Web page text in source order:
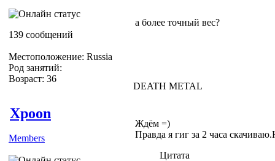
139 сообщений
Местоположение: Russia
Род занятий:
Возраст: 36
а более точный вес?
DEATH METAL
Xpoon
Members
Ждём =)
Правда я гиг за 2 часа
Цитата